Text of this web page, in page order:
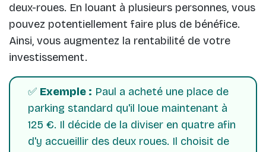
deux-roues. En louant à plusieurs personnes, vous
pouvez potentiellement faire plus de bénéfice.
Ainsi, vous augmentez la rentabilité de votre
investissement.
✅ Exemple : Paul a acheté une place de
parking standard qu'il loue maintenant à
125 €. Il décide de la diviser en quatre afin
d'y accueillir des deux roues. Il choisit de